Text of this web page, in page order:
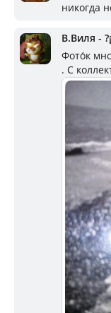
никогда
В.Виля -
Фото́к
. С